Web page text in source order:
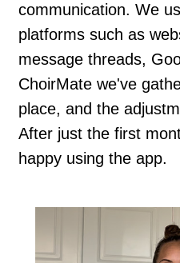
communication. We
platforms such as
message threads,
ChoirMate we've
place, and the
After just the first
happy using the app.